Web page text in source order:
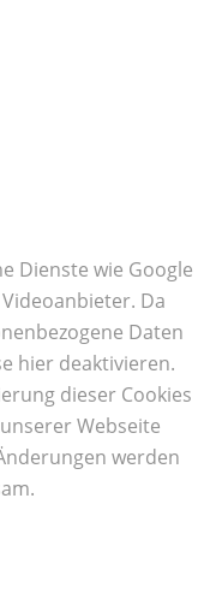
Dienste wie Google
Da
Daten
hier deaktivieren.
dieser Cookies
Webseite
werden